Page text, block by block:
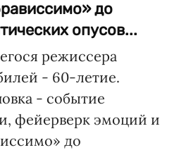
до
опусов...
режиссера
- 60-летие.
- событие
фейерверк эмоций и
до